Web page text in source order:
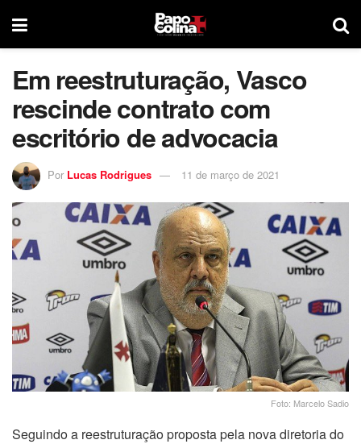
Em reestruturação, Vasco
rescinde contrato com
escritório de advocacia
Por Lucas Rodrigues 11 de março de 2021
Foto: Marcelo Sadio
Seguindo a reestruturação proposta pela nova diretoria do